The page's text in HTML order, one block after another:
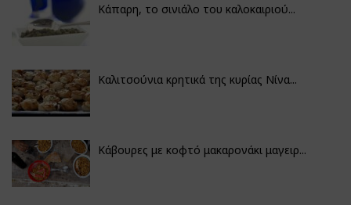
Κάπαρη, το σινιάλο του καλοκαιριού...
Καλιτσούνια κρητικά της κυρίας Νίνα...
Κάβουρες με κοφτό μακαρονάκι μαγειρ...